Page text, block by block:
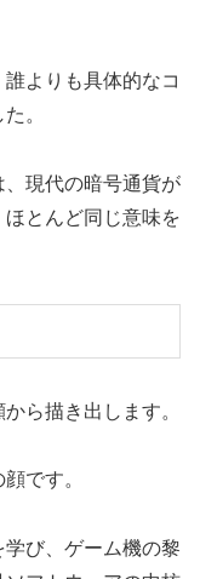
よりも具体的なコ
。
現代の暗号通貨が
とんど同じ意味を
ら描き出します。
です。
び、ゲーム機の黎